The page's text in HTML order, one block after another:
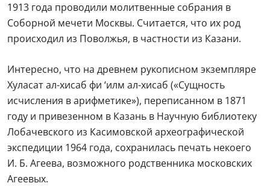
1913 года проводили молитвенные собрания в
Соборной мечети Москвы. Считается, что их род
происходил из Поволжья, в частности из Казани.
Интересно, что на древнем рукописном экземпляре
Хуласат ал-хисаб фи ‘илм ал-хисаб («Сущность
исчисления в арифметике»), переписанном в 1871
году и привезенном в Казань в Научную библиотеку
Лобачевского из Касимовской археографической
экспедиции 1964 года, сохранилась печать некоего
И. Б. Агеева, возможного родственника московских
Агеевых.